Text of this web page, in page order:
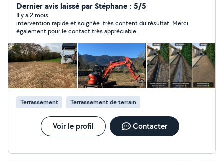
Mes prestations : Terrassement (préparation de terrain,
mise à niveau) Création de terrasse (dalles, béton, bois)
Pose de dalles extérieures Aménagement de jardin
Semis de pelouse Élagage / entretien extérieur
Maçonnerie paysagère (bordures, murets, finitions)
Nettoyage toiture Nettoyage façade Travail soigné
Chantier propre Résultat durable Photos avant / après
possibles Intervention secteur 64 (Pau et alentours)
Devis rapide et conseils personnalisés
Dernier avis laissé par Stéphane : 5/5
Il y a 2 mois
intervention rapide et soignée. très content du résultat. Merci
également pour le contact très appréciable.
Terrassement Terrassement de terrain
Voir le profil Contacter